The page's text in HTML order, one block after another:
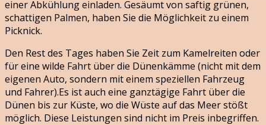
einer Abkühlung einladen. Gesäumt von saftig grünen,
schattigen Palmen, haben Sie die Möglichkeit zu einem
Picknick.
Den Rest des Tages haben Sie Zeit zum Kamelreiten oder
für eine wilde Fahrt über die Dünenkämme (nicht mit dem
eigenen Auto, sondern mit einem speziellen Fahrzeug
und Fahrer).Es ist auch eine ganztägige Fahrt über die
Dünen bis zur Küste, wo die Wüste auf das Meer stößt
möglich. Diese Leistungen sind nicht im Preis inbegriffen.